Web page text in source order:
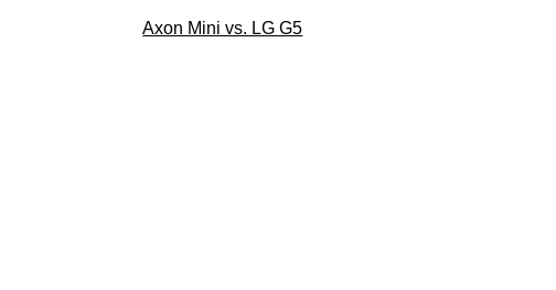
Axon Mini vs. LG G5